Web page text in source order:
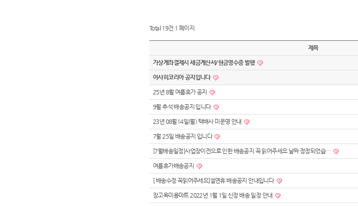
Total 19건 1 페이지
제목
가상계좌결제시 세금계산서/현금영수증 발행
아사히코리아 공지입니다
25년 8월 여름휴가 공지
9월 추석 배송공지 입니다
23년 08월14일(월) 택배사 미운영 안내
7월 25일 배송공지 입니다
[7월배송일정]사업장이전으로 인한 배송공지 꼭 읽어주세요 날짜 정정되었습…
여름휴가배송공지
[ 배송수정 꼭읽어주세요]설연휴 배송공지 안내입니다
장고옥미용마트 2022년 1월 1일 신정 배송 일정 안내